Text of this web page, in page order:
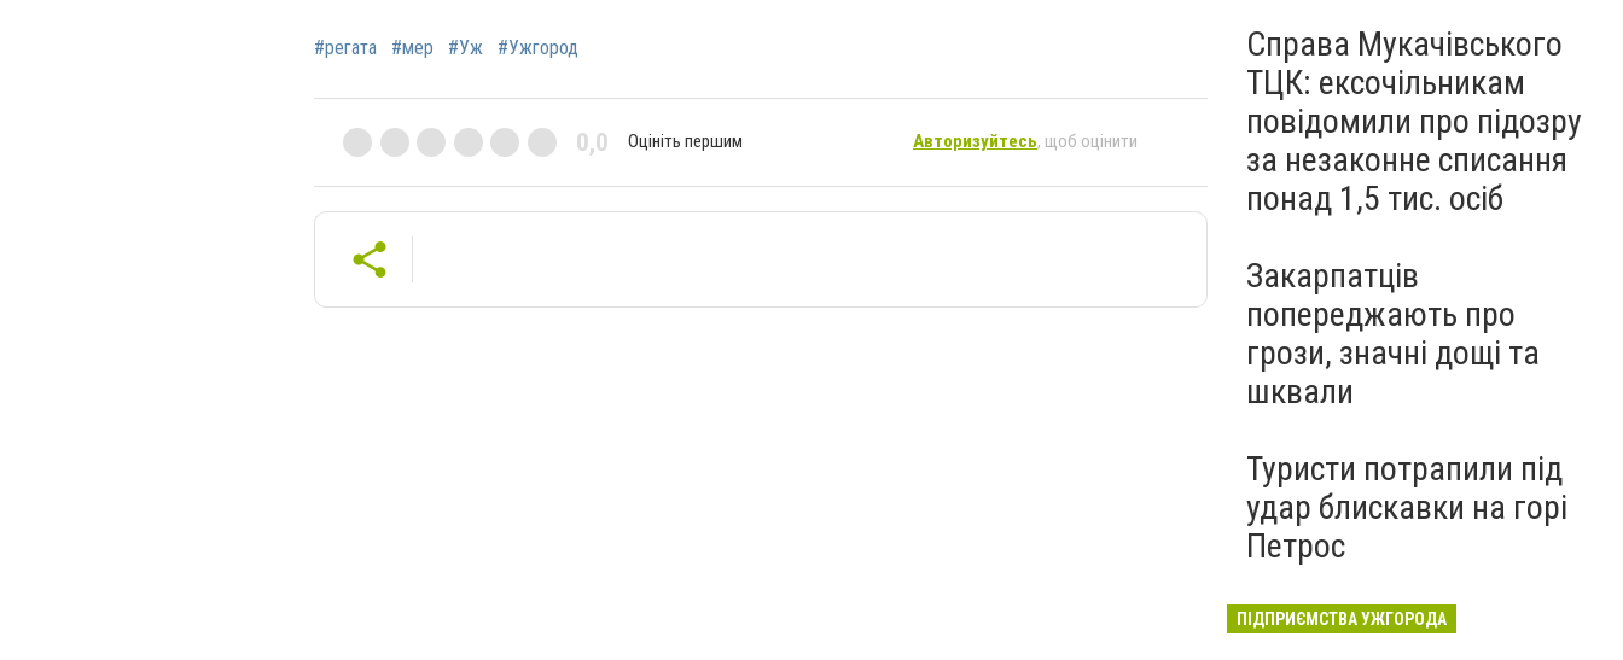
#регата #мер #Уж #Ужгород
0,0 Оцініть першим Авторизуйтесь, щоб оцінити
Справа Мукачівського
ТЦК: ексочільникам
повідомили про підозру
за незаконне списання
понад 1,5 тис. осіб
Закарпатців
попереджають про
грози, значні дощі та
шквали
Туристи потрапили під
удар блискавки на горі
Петрос
ПІДПРИЄМСТВА УЖГОРОДА